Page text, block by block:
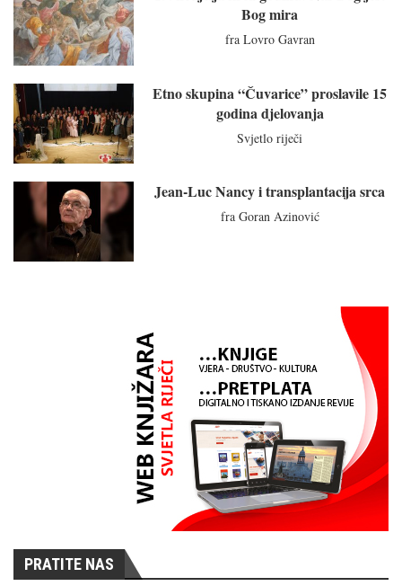
Bog mira
fra Lovro Gavran
Etno skupina “Čuvarice” proslavile 15
godina djelovanja
Svjetlo riječi
Jean-Luc Nancy i transplantacija srca
fra Goran Azinović
PRATITE NAS